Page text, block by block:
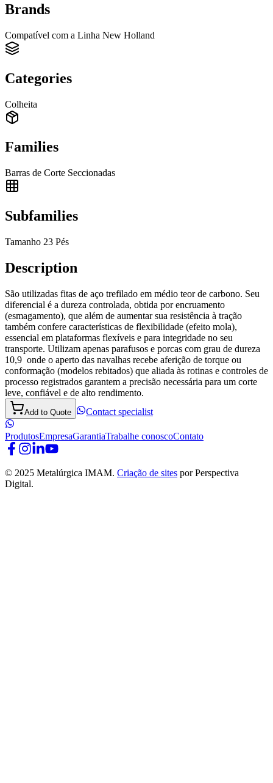
Brands
Compatível com a Linha New Holland
Categories
Colheita
Families
Barras de Corte Seccionadas
Subfamilies
Tamanho 23 Pés
Description
São utilizadas fitas de aço trefilado em médio teor de carbono. Seu
diferencial é a dureza controlada, obtida por encruamento
(esmagamento), que além de aumentar sua resistência à tração
também confere características de flexibilidade (efeito mola),
essencial em plataformas flexíveis e para integridade no seu
transporte. Utilizam apenas parafusos e porcas com grau de dureza
10,9 onde o aperto das navalhas recebe aferição de torque ou
conformação (modelos rebitados) que aliada às rotinas e controles de
processo registrados garantem a precisão necessária para um corte
leve, confiável e de alto rendimento.
Add to Quote Contact specialist
ProdutosEmpresaGarantiaTrabalhe conoscoContato
© 2025 Metalúrgica IMAM. Criação de sites por Perspectiva
Digital.